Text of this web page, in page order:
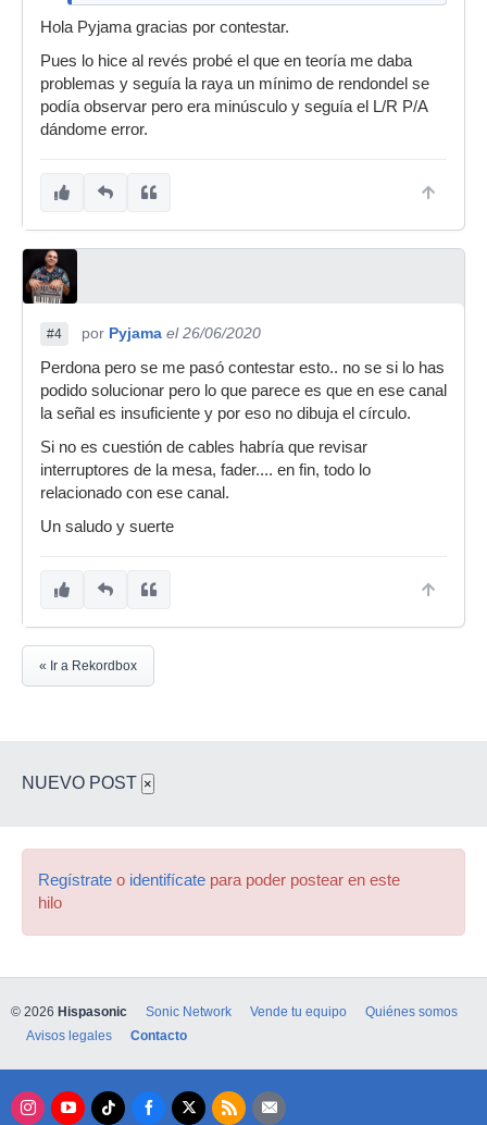
Hola Pyjama gracias por contestar.
Pues lo hice al revés probé el que en teoría me daba
problemas y seguía la raya un mínimo de rendondel se
podía observar pero era minúsculo y seguía el L/R P/A
dándome error.
#4 por Pyjama el 26/06/2020
Perdona pero se me pasó contestar esto.. no se si lo has
podido solucionar pero lo que parece es que en ese canal
la señal es insuficiente y por eso no dibuja el círculo.
Si no es cuestión de cables habría que revisar
interruptores de la mesa, fader.... en fin, todo lo
relacionado con ese canal.
Un saludo y suerte
« Ir a Rekordbox
NUEVO POST ×
Regístrate o identifícate para poder postear en este
hilo
© 2026 Hispasonic Sonic Network Vende tu equipo
Quiénes somos
Avisos legales
Contacto